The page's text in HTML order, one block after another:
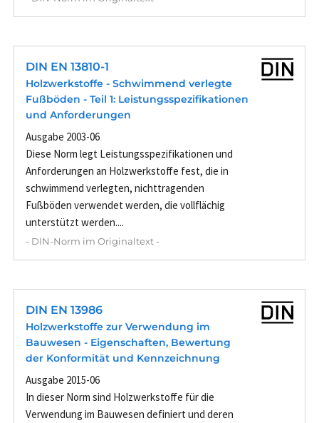
DIN EN 13810-1
Holzwerkstoffe - Schwimmend verlegte
Fußböden - Teil 1: Leistungsspezifikationen
und Anforderungen
Ausgabe 2003-06
Diese Norm legt Leistungsspezifikationen und
Anforderungen an Holzwerkstoffe fest, die in
schwimmend verlegten, nichttragenden
Fußböden verwendet werden, die vollflächig
unterstützt werden....
- DIN-Norm im Originaltext -
DIN EN 13986
Holzwerkstoffe zur Verwendung im
Bauwesen - Eigenschaften, Bewertung
der Konformität und Kennzeichnung
Ausgabe 2015-06
In dieser Norm sind Holzwerkstoffe für die
Verwendung im Bauwesen definiert und deren